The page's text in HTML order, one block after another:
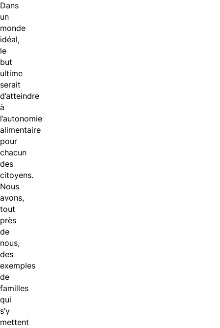
Dans
un
monde
idéal,
le
but
ultime
serait
d’atteindre
à
l’autonomie
alimentaire
pour
chacun
des
citoyens.
Nous
avons,
tout
près
de
nous,
des
exemples
de
familles
qui
s’y
mettent